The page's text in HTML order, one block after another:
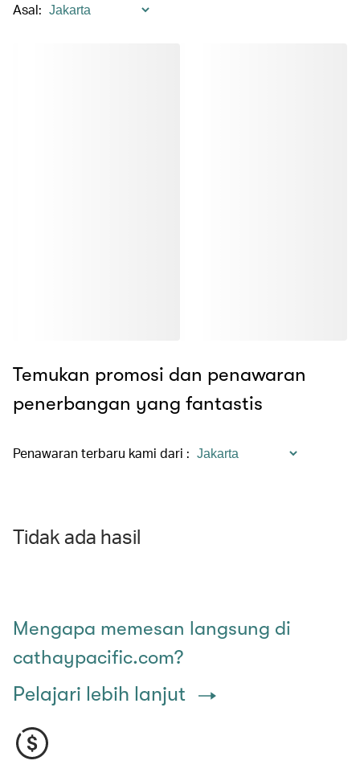
Asal:
Temukan promosi dan penawaran
penerbangan yang fantastis
Penawaran terbaru kami dari :
Tidak ada hasil
Mengapa memesan langsung di
cathaypacific.com?
Pelajari lebih lanjut